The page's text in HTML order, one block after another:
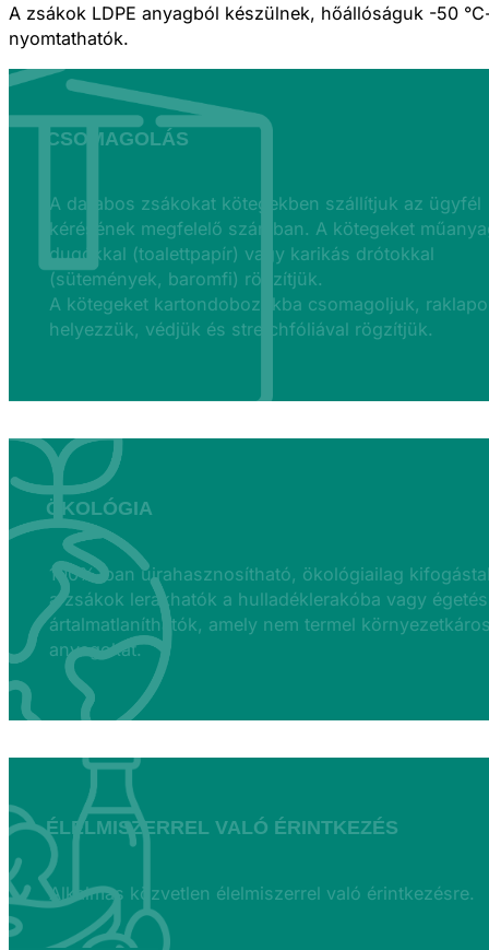
A zsákok LDPE anyagból készülnek, hőállóságuk -50
nyomtathatók.
CSOMAGOLÁS
A darabos zsákokat kötegekben szállítjuk az ügyfél
kérésének megfelelő számban. A kötegeket
dugókkal (toalettpapír) vagy karikás drótokkal
(sütemények, baromfi) rögzítjük.
A kötegeket kartondobozokba csomagoljuk,
helyezzük, védjük és stretchfóliával rögzítjük.
ÖKOLÓGIA
100%-ban újrahasznosítható, ökológiailag
a zsákok lerakhatók a hulladéklerakóba vagy
ártalmatlaníthatók, amely nem termel
anyagokat.
ÉLELMISZERREL VALÓ ÉRINTKEZÉS
Alkalmas közvetlen élelmiszerrel való érintkezésre.